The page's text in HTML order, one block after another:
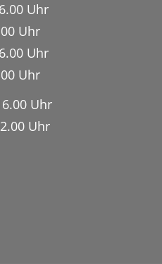
Uhr
Uhr
Uhr
Uhr
Uhr
Uhr